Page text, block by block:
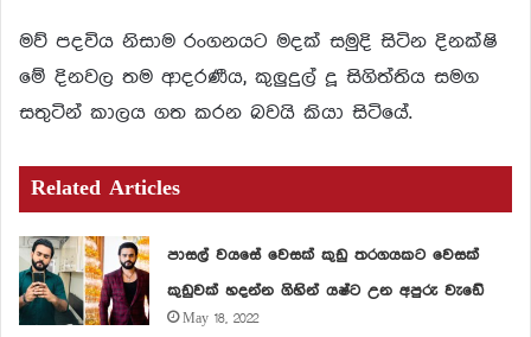
මව් පදවිය නිසාම රංගනයට මදක් සමුදි සිටින දිනක්ෂි
මේ දිනවල තම ආදරණීය, කුලුදුල් දූ සිගිත්තිය සමග
සතුටින් කාලය ගත කරන බවයි කියා සිටියේ.
Related Articles
පාසල් වයසේ වෙසක් කුඩු තරගයකට වෙසක්
කුඩුවක් හදන්න ගිහින් යෂ්ට උන අපුරු වැඩේ
May 18, 2022